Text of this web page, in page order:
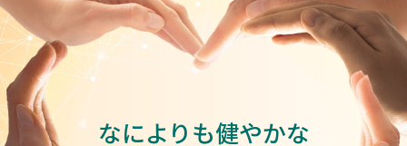
ル
ー
プ
ホ
ー
ル
なによりも健やかな